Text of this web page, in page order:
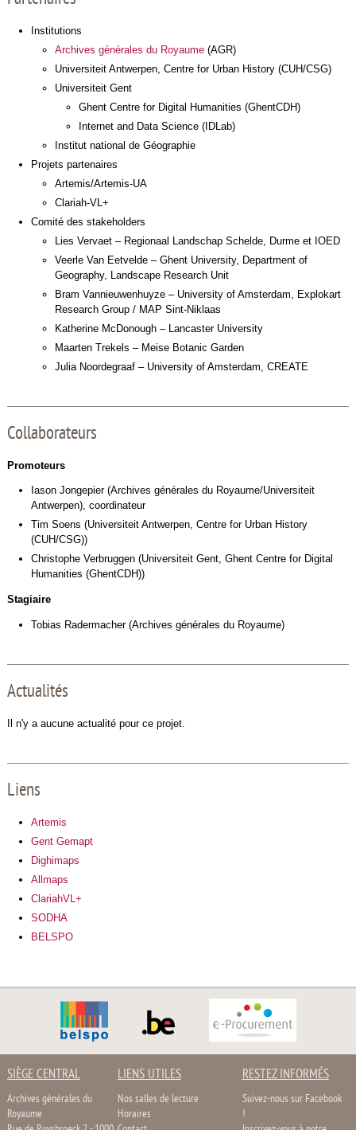
Institutions
Archives générales du Royaume(AGR)
Universiteit Antwerpen, Centre for Urban History (CUH/CSG)
Universiteit Gent
Ghent Centre for Digital Humanities (GhentCDH)
Internet and Data Science (IDLab)
Institut national de Géographie
Projets partenaires
Artemis/Artemis-UA
Clariah-VL+
Comité des stakeholders
Lies Vervaet – Regionaal Landschap Schelde, Durme et IOED
Veerle Van Eetvelde – Ghent University, Department of
Geography, Landscape Research Unit
Bram Vannieuwenhuyze – University of Amsterdam, Explokart
Research Group / MAP Sint-Niklaas
Katherine McDonough – Lancaster University
Maarten Trekels – Meise Botanic Garden
Julia Noordegraaf – University of Amsterdam, CREATE
Collaborateurs
Promoteurs
Iason Jongepier (Archives générales du Royaume/Universiteit
Antwerpen), coordinateur
Tim Soens (Universiteit Antwerpen, Centre for Urban History
(CUH/CSG))
Christophe Verbruggen (Universiteit Gent, Ghent Centre for Digital
Humanities (GhentCDH))
Stagiaire
Tobias Radermacher (Archives générales du Royaume)
Actualités
Il n'y a aucune actualité pour ce projet.
Liens
Artemis
Gent Gemapt
Dighimaps
Allmaps
ClariahVL+
SODHA
BELSPO
SIÈGE CENTRAL
Archives générales du
Royaume
LIENS UTILES
Nos salles de lecture
Horaires
RESTEZ INFORMÉS
Suivez-nous sur Facebook
!